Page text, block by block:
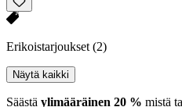
Erikoistarjoukset (2)
Näytä kaikki
Säästä ylimääräinen 20 % mistä